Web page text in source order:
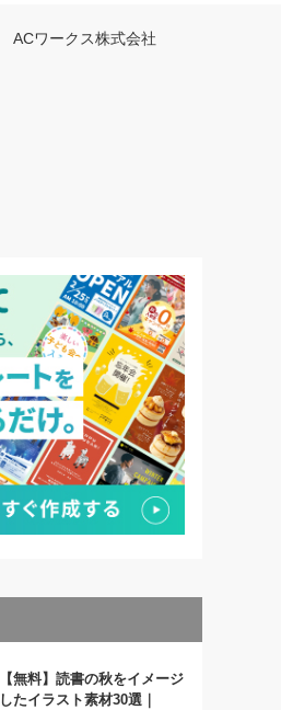
ACワークス株式会社
【無料】読書の秋をイメージ
したイラスト素材30選｜